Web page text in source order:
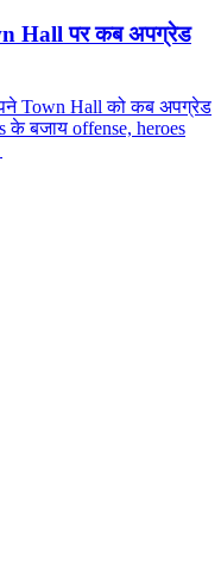
Hall पर कब अपग्रेड
Town Hall को कब अपग्रेड
बजाय offense, heroes